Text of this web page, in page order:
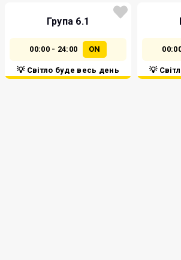
Група 6.1
00:00 - 24:00 ON
💡 Світло буде весь день 💡